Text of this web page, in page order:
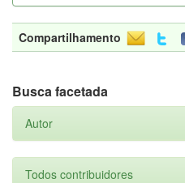
Compartilhamento
Busca facetada
Autor
Todos contribuidores